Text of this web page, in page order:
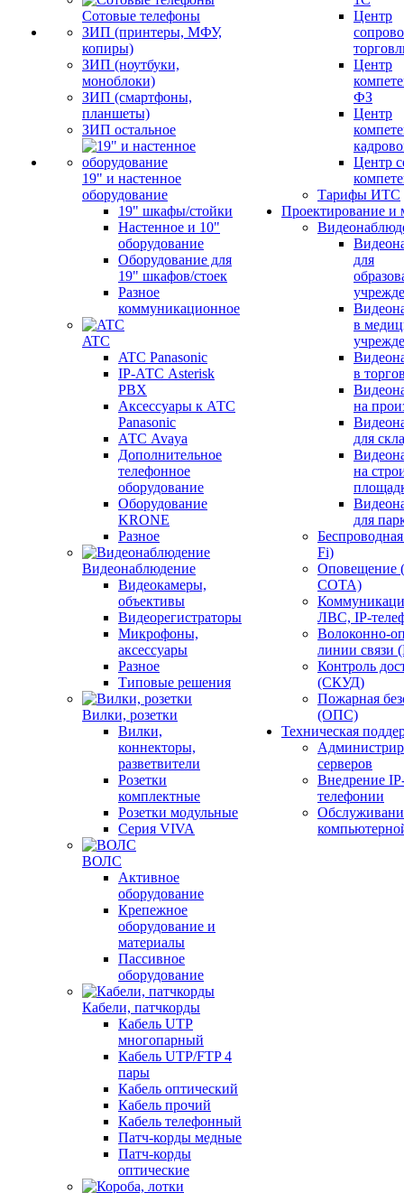
Сотовые телефоны
ЗИП (принтеры, МФУ,
копиры)
ЗИП (ноутбуки,
моноблоки)
ЗИП (смартфоны,
планшеты)
ЗИП остальное
19" и настенное
оборудование
19" шкафы/стойки
Настенное и 10"
оборудование
Оборудование для
19" шкафов/стоек
Разное
коммуникационное
ATC
ATC Panasonic
IP-АТС Asterisk
PBX
Аксессуары к АТС
Panasonic
АТС Avaya
Дополнительное
телефонное
оборудование
Оборудование
KRONE
Разное
Видеонаблюдение
Видеокамеры,
объективы
Видеорегистраторы
Микрофоны,
аксессуары
Разное
Типовые решения
Вилки, розетки
Вилки,
коннекторы,
разветвители
Розетки
комплектные
Розетки модульные
Серия VIVA
ВОЛС
Активное
оборудование
Крепежное
оборудование и
материалы
Пассивное
оборудование
Кабели, патчкорды
Кабель UTP
многопарный
Кабель UTP/FTP 4
пары
Кабель оптический
Кабель прочий
Кабель телефонный
Патч-корды медные
Патч-корды
оптические
Центр
Центр
ФЗ
Центр
Центр
Тарифы ИТС
Проектирование и
для
в
в
на
для
на
для
Fi)
СОТА)
ЛВС, IP-
Волоконно-
линии
Контроль
(СКУД)
Пожарная
(ОПС)
Техническая
серверов
Внедрение
телефонии